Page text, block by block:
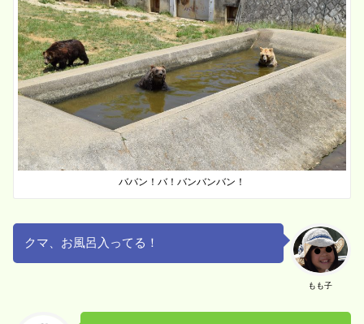
ババン！バ！バンバンバン！
もも子
クマ、お風呂入ってる！